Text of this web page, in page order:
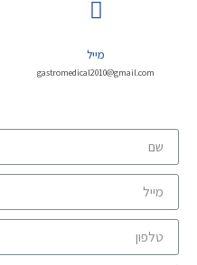
מייל
gastromedical2010@gmail.com